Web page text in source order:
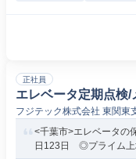
正社員
エレベータ定期点検/
フジテック株式会社 東関東
<千葉市>エレベータ
日123日 ◎プライム上